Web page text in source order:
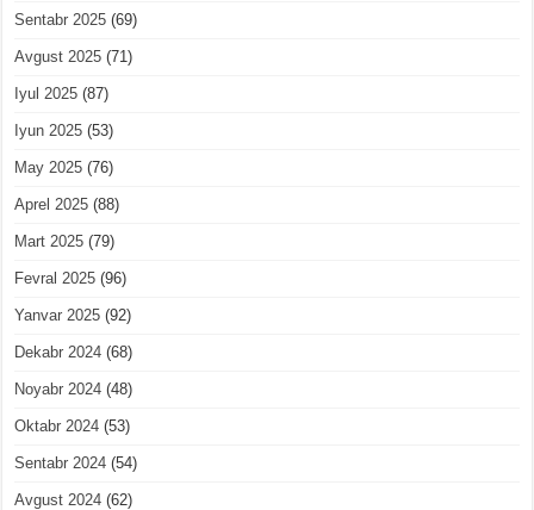
Sentabr 2025 (69)
Avgust 2025 (71)
Iyul 2025 (87)
Iyun 2025 (53)
May 2025 (76)
Aprel 2025 (88)
Mart 2025 (79)
Fevral 2025 (96)
Yanvar 2025 (92)
Dekabr 2024 (68)
Noyabr 2024 (48)
Oktabr 2024 (53)
Sentabr 2024 (54)
Avgust 2024 (62)